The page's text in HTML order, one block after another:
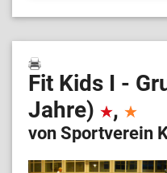
Fit Kids I -
Jahre)
,
von Sportverein